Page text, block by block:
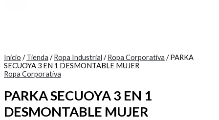
Inicio /Tienda /Ropa Industrial /Ropa Corporativa / PARKA
SECUOYA 3 EN 1 DESMONTABLE MUJER
Ropa Corporativa
PARKA SECUOYA 3 EN 1
DESMONTABLE MUJER